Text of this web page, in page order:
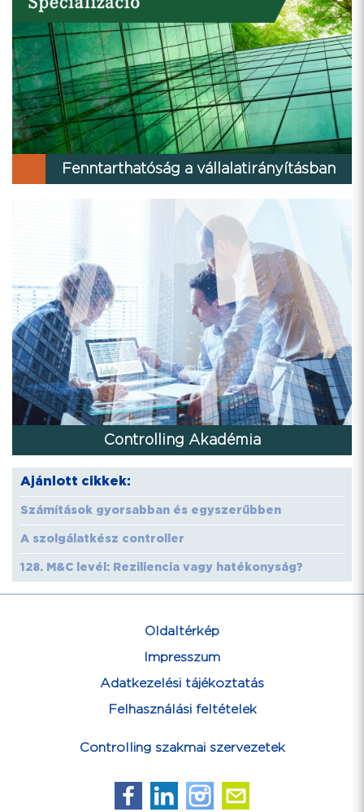
Fenntarthatóság a vállalatirányításban
Controlling Akadémia
Ajánlott cikkek:
Számítások gyorsabban és egyszerűbben
A szolgálatkész controller
128. M&C levél: Reziliencia vagy hatékonyság?
Oldaltérkép
Impresszum
Adatkezelési tájékoztatás
Felhasználási feltételek
Controlling szakmai szervezetek